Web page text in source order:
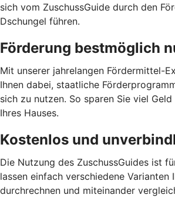
sich vom ZuschussGuide durch den
Dschungel führen.
Förderung bestmöglich
Mit unserer jahrelangen Fördermittel-
Ihnen dabei, staatliche
sich zu nutzen. So sparen Sie viel
Ihres Hauses.
Kostenlos und
Die Nutzung des ZuschussGuides ist
lassen einfach verschiedene Varianten
durchrechnen und miteinander